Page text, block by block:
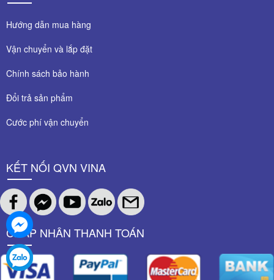
Hướng dẫn mua hàng
Vận chuyển và lắp đặt
Chính sách bảo hành
Đổi trả sản phẩm
Cước phí vận chuyển
KẾT NỐI QVN VINA
CHẤP NHÂN THANH TOÁN